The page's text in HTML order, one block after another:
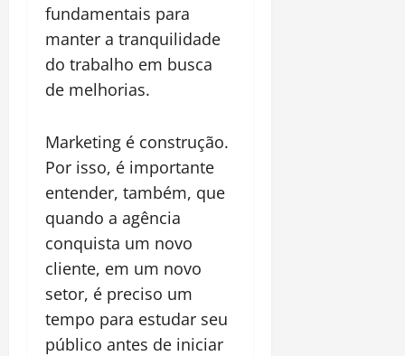
fundamentais para
manter a tranquilidade
do trabalho em busca
de melhorias.
Marketing é construção.
Por isso, é importante
entender, também, que
quando a agência
conquista um novo
cliente, em um novo
setor, é preciso um
tempo para estudar seu
público antes de iniciar